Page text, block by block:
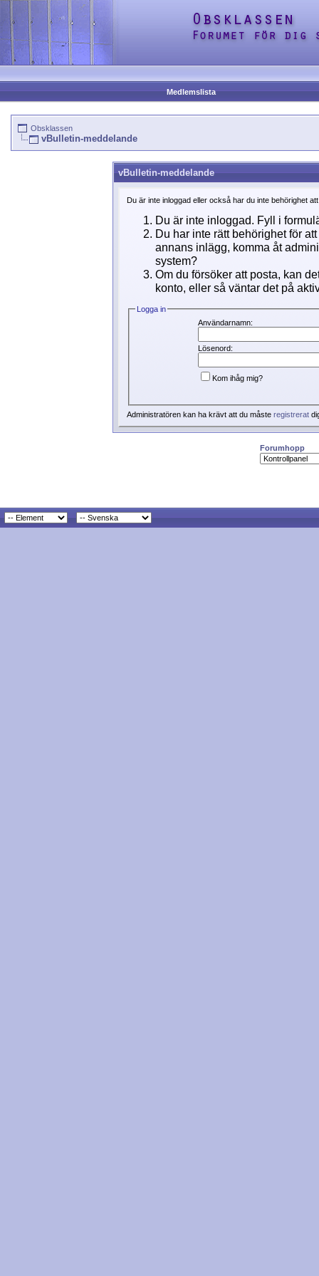
Medlemslista
Obsklassen
vBulletin-meddelande
vBulletin-meddelande
Du är inte inloggad eller också har du inte behörighet
Du är inte inloggad. Fyll i
Du har inte rätt behörighet för
annans inlägg, komma åt
system?
Om du försöker att posta, kan
konto, eller så väntar det på
Logga in
Användarnamn:
Lösenord:
Kom ihåg mig?
Administratören kan ha krävt att du måste registrerat
Forumhopp